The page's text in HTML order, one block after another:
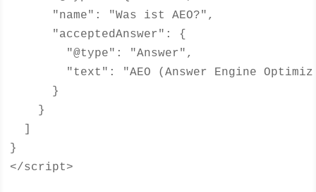
      "name": "Was ist AEO?",
      "acceptedAnswer": {
        "@type": "Answer",
"text": "AEO (Answer Engine
      }
    }
}
</script>